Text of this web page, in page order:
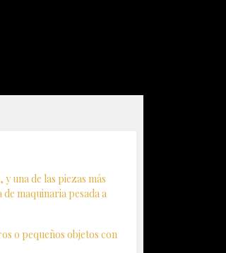
una de las piezas más
maquinaria pesada a
o pequeños objetos con